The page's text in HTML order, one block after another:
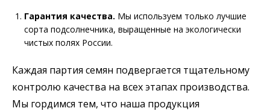
Гарантия качества. Мы используем только лучшие
сорта подсолнечника, выращенные на экологически
чистых полях России.
Каждая партия семян подвергается тщательному
контролю качества на всех этапах производства.
Мы гордимся тем, что наша продукция